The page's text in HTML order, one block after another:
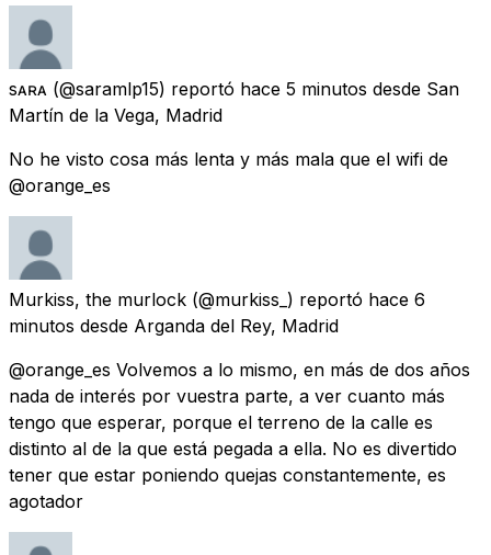
sᴀʀᴀ (@saramlp15) reportó hace 5 minutos desde San
Martín de la Vega, Madrid
No he visto cosa más lenta y más mala que el wifi de
@orange_es
Murkiss, the murlock (@murkiss_) reportó hace 6
minutos desde Arganda del Rey, Madrid
@orange_es Volvemos a lo mismo, en más de dos años
nada de interés por vuestra parte, a ver cuanto más
tengo que esperar, porque el terreno de la calle es
distinto al de la que está pegada a ella. No es divertido
tener que estar poniendo quejas constantemente, es
agotador